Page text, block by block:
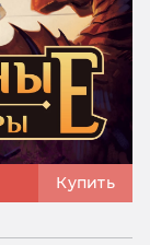
Купить